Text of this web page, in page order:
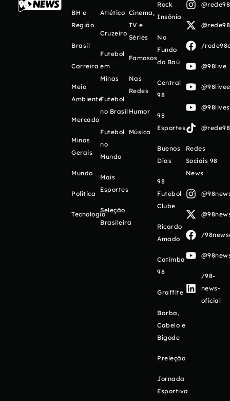
BH e
Região
Brasil
Carreira
Meio
Ambiente
Mercado
Minas
Gerais
Mundo
Política
Tecnologia
Atlético
Cruzeiro
Futebol
em
Minas
Futebol
no Brasil
Futebol
no
Mundo
Mais
Esportes
Seleção
Brasileira
Cinema,
TV e
Séries
Famosos
Nas
Redes
Humor
Música
Rock
Insônia
No
Fundo
do Baú
Central
98
98
Esportes
Buenos
Días
98
Futebol
Clube
Ricardo
Amado
Catimba
98
Graffite
Barba,
Cabelo e
Bigode
Preleção
Jornada
Esportiva
/
@98live
Redes
Sociais 98
News
/
/98-
news-
oficial